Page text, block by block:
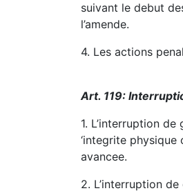
suivant le debut
l’amende.
4. Les actions
Art. 119:
1. L’interruption
‘integrite physique
avancee.
2. L’interruption